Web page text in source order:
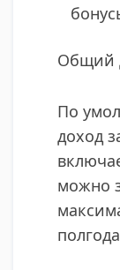
Общий
По
доход
можно